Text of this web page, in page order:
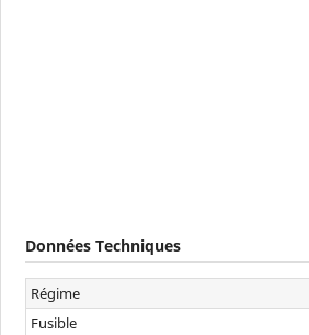
Données Techniques
Régime
Fusible